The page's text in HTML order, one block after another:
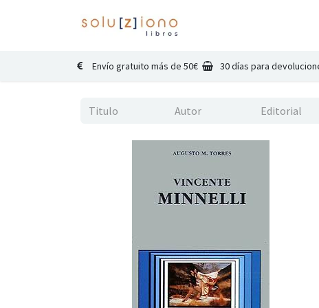
Envío gratuito más de 50€ 30 días para